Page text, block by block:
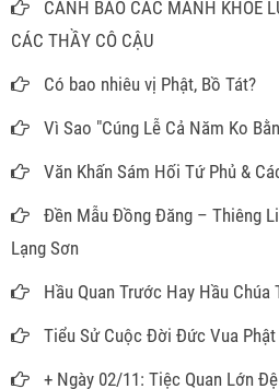
CẢNH BÁO CÁC MÁNH KHÓE
CÁC THẦY CÔ CẬU
Có bao nhiêu vị Phật, Bồ Tát?
Vì Sao "Cúng Lễ Cả Năm Ko
Văn Khấn Sám Hối Tứ Phủ &
Đền Mẫu Đồng Đăng – Thiêng
Lạng Sơn
Hầu Quan Trước Hay Hầu Chúa
Tiểu Sử Cuộc Đời Đức Vua
+ Ngày 02/11: Tiệc Quan Lớn Đệ Nhị (Quan Thanh